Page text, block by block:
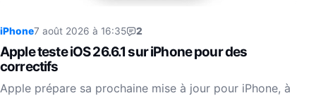
iPhone7 août 2026 à 16:35 2
Apple teste iOS 26.6.1 sur iPhone pour des
correctifs
Apple prépare sa prochaine mise à jour pour iPhone, à